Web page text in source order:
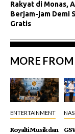
Rakyat di Monas,
Berjam-jam Demi
Gratis
MORE
ENTERTAINMENT
Royalti Musik dan